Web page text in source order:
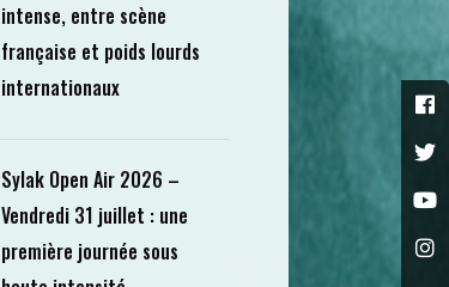
intense, entre scène
française et poids lourds
internationaux
Sylak Open Air 2026 –
Vendredi 31 juillet : une
première journée sous